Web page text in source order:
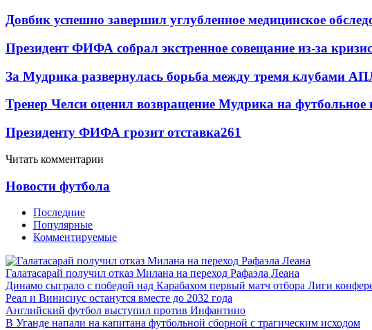
Довбик успешно завершил углубленное медицинское
Президент ФИФА собрал экстренное совещание из-за
За Мудрика развернулась борьба между тремя клубами
Тренер Челси оценил возвращение Мудрика на футбольное
Президенту ФИФА грозит отставка261
Читать комментарии
Новости футбола
Последние
Популярные
Комментируемые
Галатасарай получил отказ Милана на переход Рафаэла Леана
Динамо сыграло с победой над Карабахом первый матч отбора Лиги
Реал и Винисиус останутся вместе до 2032 года
Английский футбол выступил против Инфантино
В Уганде напали на капитана футбольной сборной с трагическим исходом